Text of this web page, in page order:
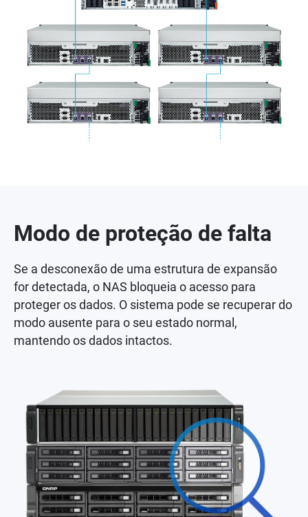
Modo de proteção de falta
Se a desconexão de uma estrutura de expansão
for detectada, o NAS bloqueia o acesso para
proteger os dados. O sistema pode se recuperar do
modo ausente para o seu estado normal,
mantendo os dados intactos.